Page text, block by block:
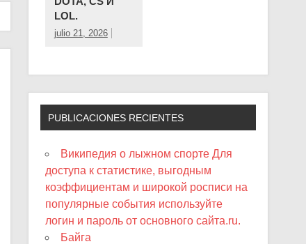
LOL.
julio 21, 2026
PUBLICACIONES RECIENTES
Википедия о лыжном спорте Для
доступа к статистике, выгодным
коэффициентам и широкой росписи на
популярные события используйте
логин и пароль от основного сайта.ru.
Байга